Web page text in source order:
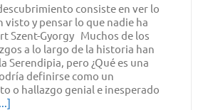
consiste en ver lo
visto y pensar lo que nadie ha
Szent-Gyorgy Muchos de los
a lo largo de la historia han
Serendipia, pero ¿Qué es una
definirse como un
o hallazgo genial e inesperado